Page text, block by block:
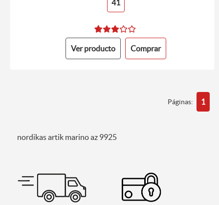
41
Ver producto Comprar
Páginas: 1
nordikas artik marino az 9925